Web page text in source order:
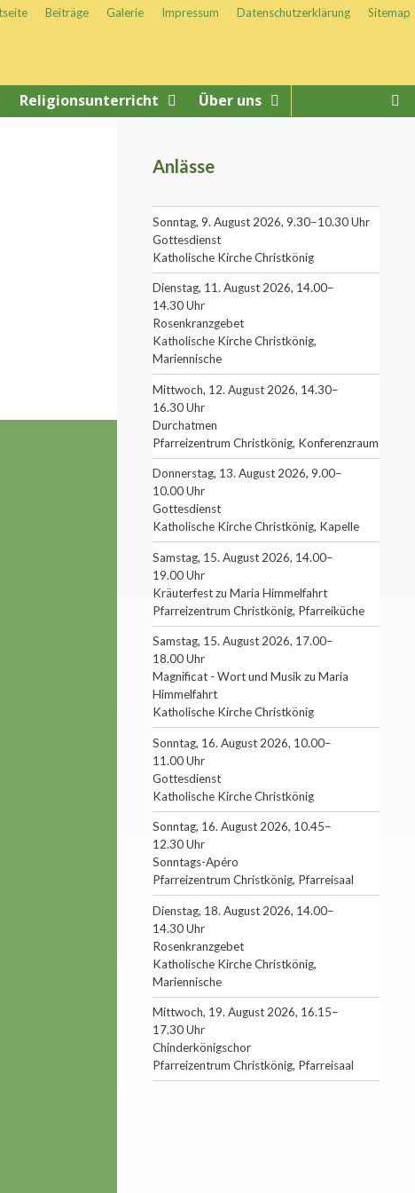
Beiträge Galerie Impressum Datenschutzerklärung Sitemap
Religionsunterricht Über uns
Anlässe
Sonntag, 9. August 2026, 9.30–10.30 Uhr
Gottesdienst
Katholische Kirche Christkönig
Dienstag, 11. August 2026, 14.00–
14.30 Uhr
Rosenkranzgebet
Katholische Kirche Christkönig,
Mariennische
Mittwoch, 12. August 2026, 14.30–
16.30 Uhr
Durchatmen
Pfarreizentrum Christkönig, Konferenzraum
Donnerstag, 13. August 2026, 9.00–
10.00 Uhr
Gottesdienst
Katholische Kirche Christkönig, Kapelle
Samstag, 15. August 2026, 14.00–
19.00 Uhr
Kräuterfest zu Maria Himmelfahrt
Pfarreizentrum Christkönig, Pfarreiküche
Samstag, 15. August 2026, 17.00–
18.00 Uhr
Magnificat - Wort und Musik zu Maria
Himmelfahrt
Katholische Kirche Christkönig
Sonntag, 16. August 2026, 10.00–
11.00 Uhr
Gottesdienst
Katholische Kirche Christkönig
Sonntag, 16. August 2026, 10.45–
12.30 Uhr
Sonntags-Apéro
Pfarreizentrum Christkönig, Pfarreisaal
Dienstag, 18. August 2026, 14.00–
14.30 Uhr
Rosenkranzgebet
Katholische Kirche Christkönig,
Mariennische
Mittwoch, 19. August 2026, 16.15–
17.30 Uhr
Chinderkönigschor
Pfarreizentrum Christkönig, Pfarreisaal